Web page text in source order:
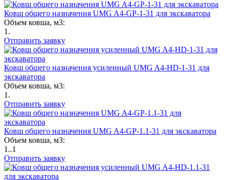
Ковш общего назначения UMG A4-GP-1-31 для экскаватора
Объем ковша, м3:
1.
Отправить заявку
Ковш общего назначения усиленный UMG A4-HD-1-31 для
экскаватора
Объем ковша, м3:
1.
Отправить заявку
Ковш общего назначения UMG A4-GP-1.1-31 для экскаватора
Объем ковша, м3:
1..1
Отправить заявку